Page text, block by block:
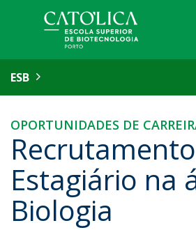
ESB
OPORTUNIDADES DE
Estagiário na
Biologia